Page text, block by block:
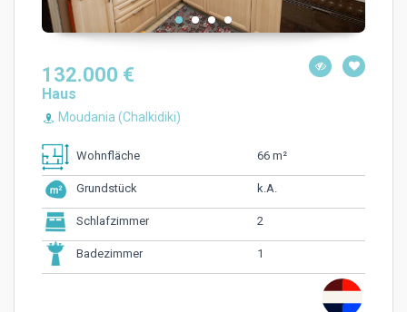
132.000 €
Haus
Moudania (Chalkidiki)
Wohnfläche 66 m²
Grundstück k.A.
Schlafzimmer 2
Badezimmer 1